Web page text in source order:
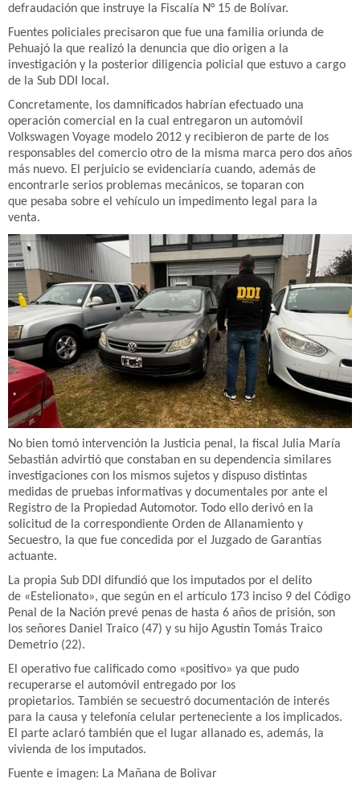
defraudación que instruye la Fiscalía N° 15 de Bolívar.
Fuentes policiales precisaron que fue una familia oriunda de
Pehuajó la que realizó la denuncia que dio origen a la
investigación y la posterior diligencia policial que estuvo a cargo
de la Sub DDI local.
Concretamente, los damnificados habrían efectuado una
operación comercial en la cual entregaron un automóvil
Volkswagen Voyage modelo 2012 y recibieron de parte de los
responsables del comercio otro de la misma marca pero dos años
más nuevo. El perjuicio se evidenciaría cuando, además de
encontrarle serios problemas mecánicos, se toparan con
que pesaba sobre el vehículo un impedimento legal para la
venta.
No bien tomó intervención la Justicia penal, la fiscal Julia María
Sebastián advirtió que constaban en su dependencia similares
investigaciones con los mismos sujetos y dispuso distintas
medidas de pruebas informativas y documentales por ante el
Registro de la Propiedad Automotor. Todo ello derivó en la
solicitud de la correspondiente Orden de Allanamiento y
Secuestro, la que fue concedida por el Juzgado de Garantías
actuante.
La propia Sub DDI difundió que los imputados por el delito
de «Estelionato», que según en el artículo 173 inciso 9 del Código
Penal de la Nación prevé penas de hasta 6 años de prisión, son
los señores Daniel Traico (47) y su hijo Agustín Tomás Traico
Demetrio (22).
El operativo fue calificado como «positivo» ya que pudo
recuperarse el automóvil entregado por los
propietarios. También se secuestró documentación de interés
para la causa y telefonía celular perteneciente a los implicados.
El parte aclaró también que el lugar allanado es, además, la
vivienda de los imputados.
Fuente e imagen: La Mañana de Bolivar